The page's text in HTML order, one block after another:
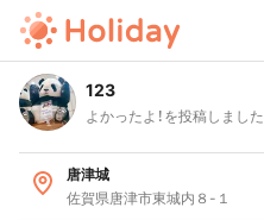
123
よかったよ！を投稿しました
唐津城
佐賀県唐津市東城内８-１